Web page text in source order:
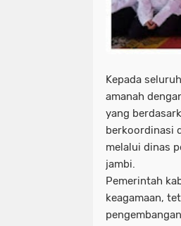
Kepada
amanah
yang
berkoordinasi
melalui dinas
jambi.
Pemerintah
keagamaan,